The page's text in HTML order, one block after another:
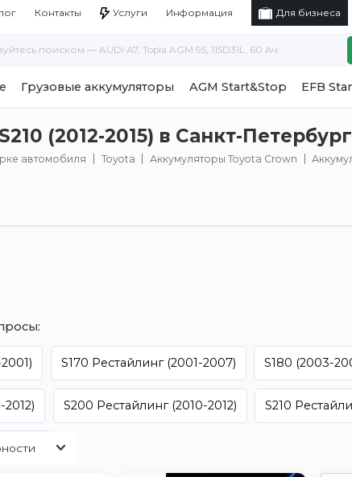
Контакты Услуги Информация Для бизнеса
Грузовые аккумуляторы AGM Start&Stop EFB
(2012-2015) в Санкт-
автомобиля Toyota Аккумуляторы Toyota Crown
S170 Рестайлинг (2001-2007) S180 (2003-
S200 Рестайлинг (2010-2012) S210
Toyota